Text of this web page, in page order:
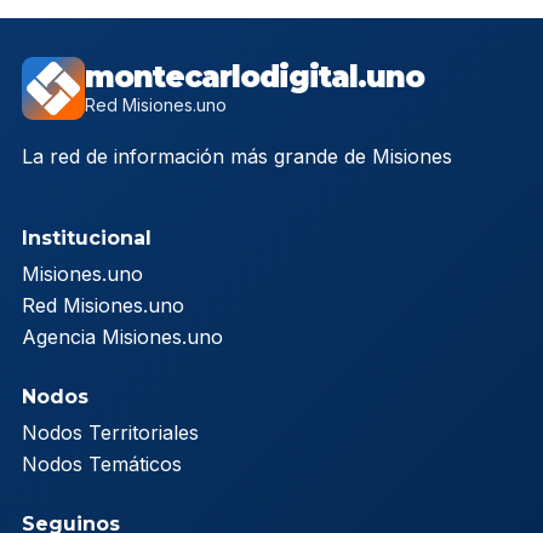
montecarlodigital.uno
Red Misiones.uno
La red de información más grande de Misiones
Institucional
Misiones.uno
Red Misiones.uno
Agencia Misiones.uno
Nodos
Nodos Territoriales
Nodos Temáticos
Seguinos